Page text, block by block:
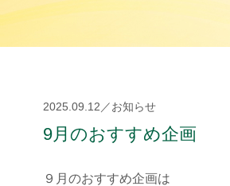
2025.09.12／お知らせ
9月のおすすめ企画
９月のおすすめ企画は